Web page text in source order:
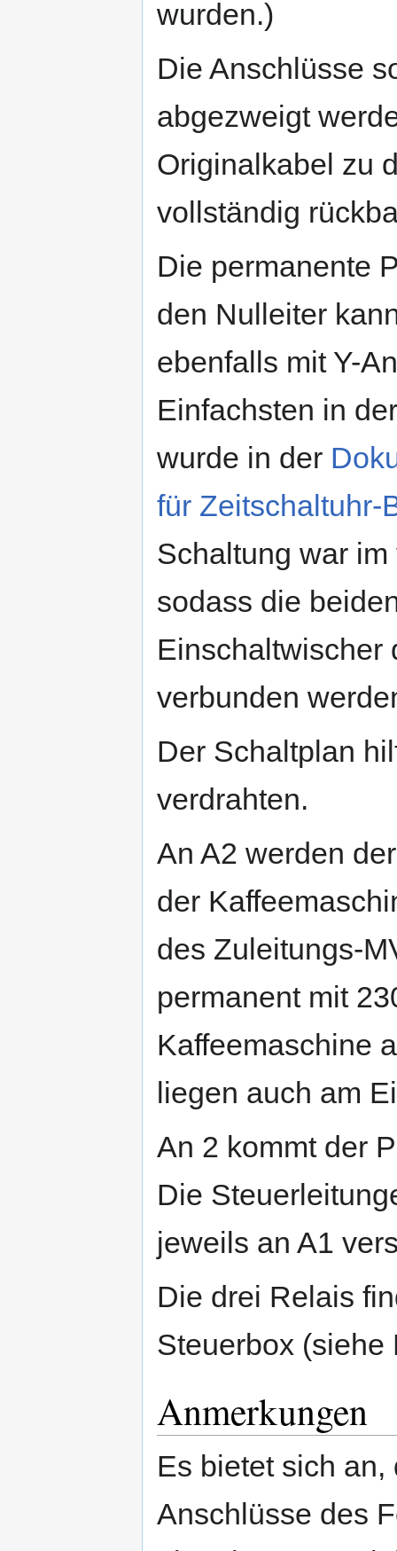
wurden.)
Die Anschlüsse
abgezweigt
Originalkabel zu
vollständig
Die permanente
den Nulleiter
ebenfalls mit Y-
Einfachsten in
wurde in der
für Zeitschaltuhr-
Schaltung war
sodass die
Einschaltwischer
verbunden
Der Schaltplan
verdrahten.
An A2 werden
der
des Zuleitungs-
permanent mit
Kaffeemaschine
liegen auch am
An 2 kommt der
Die
jeweils an A1
Die drei Relais
Steuerbox (siehe
Anmerkungen
Es bietet sich an,
Anschlüsse des